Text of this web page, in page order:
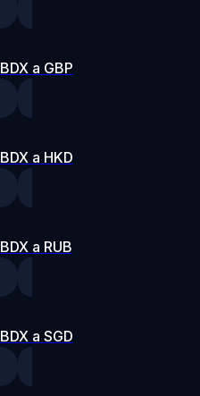
BDX a GBP
BDX a HKD
BDX a RUB
BDX a SGD